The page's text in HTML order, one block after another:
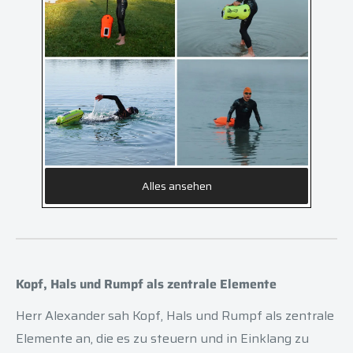
Alles ansehen
Kopf, Hals und Rumpf als zentrale Elemente
Herr Alexander sah Kopf, Hals und Rumpf als zentrale
Elemente an, die es zu steuern und in Einklang zu